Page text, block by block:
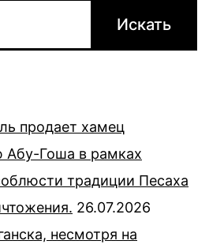
продает хамец
Абу-Гоша в рамках
традиции Песаха
26.07.2026
несмотря на